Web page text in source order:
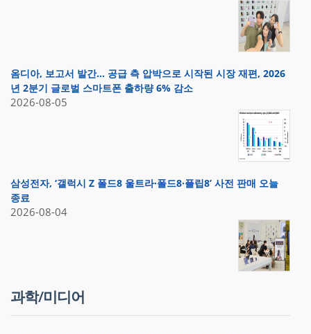
옴디아, 보고서 발간… 공급 측 압박으로 시작된 시장 재편, 2026
년 2분기 글로벌 스마트폰 출하량 6% 감소
2026-08-05
삼성전자, ‘갤럭시 Z 폴드8 울트라·폴드8·플립8’ 사전 판매 오늘
종료
2026-08-04
과학/미디어